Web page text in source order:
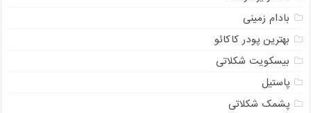
بادام زمینی
بهترین پودر کاکائو
بیسکویت شکلاتی
پاستیل
پشمک شکلاتی